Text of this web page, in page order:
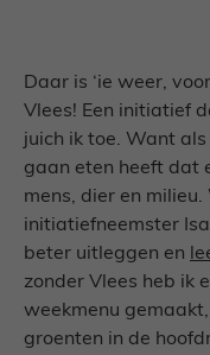
Daar is ‘ie weer,
Vlees! Een initiatief
juich ik toe. Want
gaan eten heeft dat
mens, dier en
initiatiefneemster
beter uitleggen en
zonder Vlees heb ik
weekmenu
groenten in de